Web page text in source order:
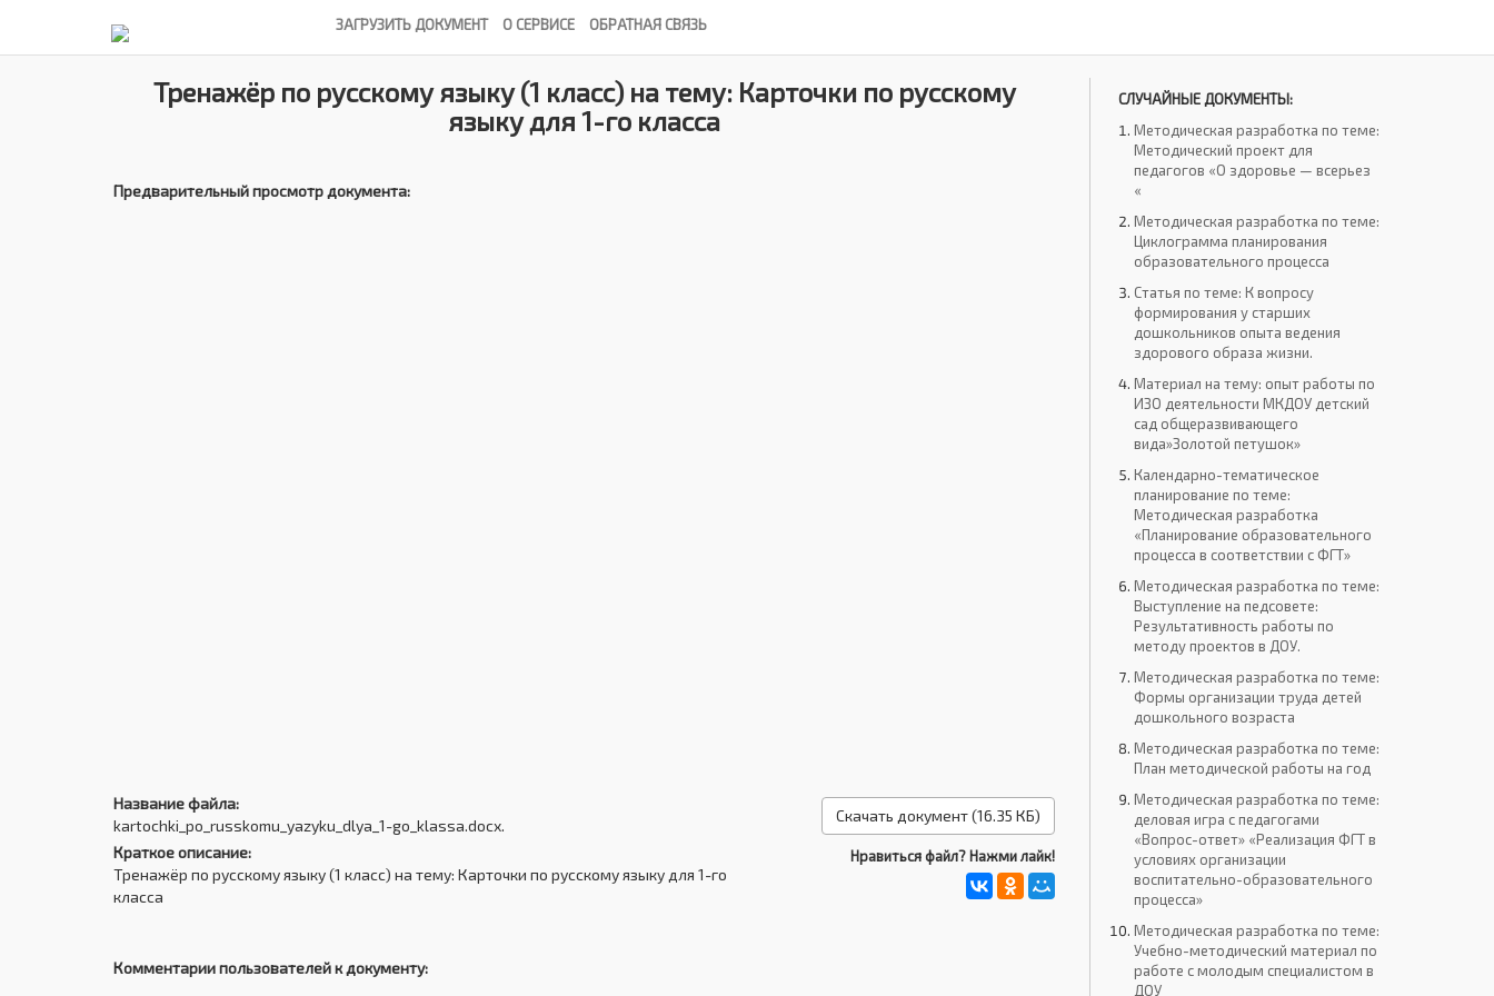
ЗАГРУЗИТЬ ДОКУМЕНТ О СЕРВИСЕ ОБРАТНАЯ СВЯЗЬ
Тренажёр по русскому языку (1 класс) на тему: Карточки по русскому
языку для 1-го класса
Предварительный просмотр документа:
Название файла:
kartochki_po_russkomu_yazyku_dlya_1-go_klassa.docx.
Краткое описание:
Тренажёр по русскому языку (1 класс) на тему: Карточки по русскому языку для 1-го
класса
Скачать документ (16.35 КБ)
Нравиться файл? Нажми лайк!
Комментарии пользователей к документу:
СЛУЧАЙНЫЕ ДОКУМЕНТЫ:
Методическая разработка по теме:
Методический проект для
педагогов «О здоровье — всерьез
«
Методическая разработка по теме:
Циклограмма планирования
образовательного процесса
Статья по теме: К вопросу
формирования у старших
дошкольников опыта ведения
здорового образа жизни.
Материал на тему: опыт работы по
ИЗО деятельности МКДОУ детский
сад общеразвивающего
вида»Золотой петушок»
Календарно-тематическое
планирование по теме:
Методическая разработка
«Планирование образовательного
процесса в соответствии с ФГТ»
Методическая разработка по теме:
Выступление на педсовете:
Результативность работы по
методу проектов в ДОУ.
Методическая разработка по теме:
Формы организации труда детей
дошкольного возраста
Методическая разработка по теме:
План методической работы на год
Методическая разработка по теме:
деловая игра с педагогами
«Вопрос-ответ» «Реализация ФГТ в
условиях организации
воспитательно-образовательного
процесса»
Методическая разработка по теме:
Учебно-методический материал по
работе с молодым специалистом в
ДОУ